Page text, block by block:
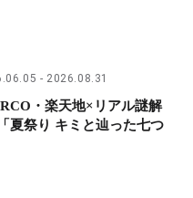
2026.08.31
・楽天地×リアル謎解
夏祭り キミと辿った七つ